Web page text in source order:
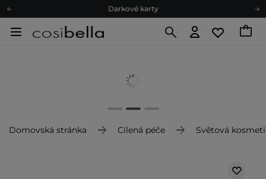
Darkové karty
Darkové karty
Domovská stránka Cílená péče Světová